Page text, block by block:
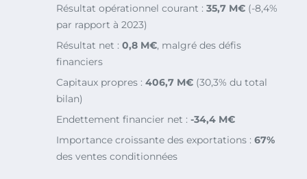
Résultat opérationnel courant : 35,7 M€ (-8,4%
par rapport à 2023)
Résultat net : 0,8 M€, malgré des défis
financiers
Capitaux propres : 406,7 M€ (30,3% du total
bilan)
Endettement financier net : -34,4 M€
Importance croissante des exportations : 67%
des ventes conditionnées